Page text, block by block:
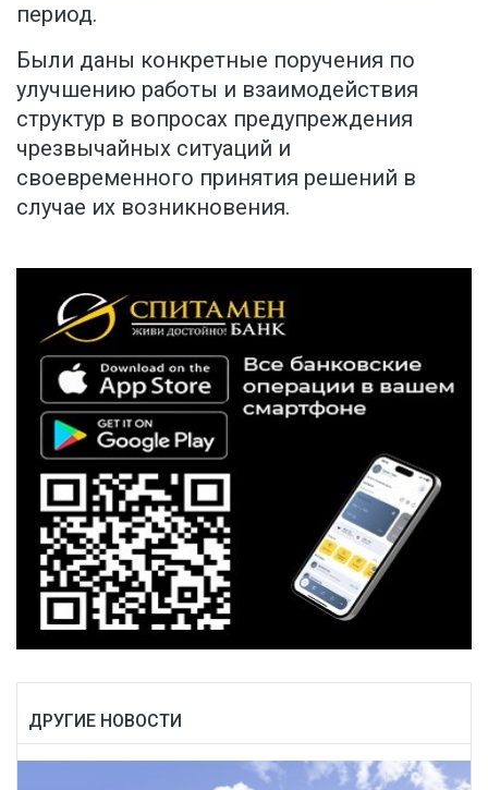
период.
Были даны конкретные поручения по
улучшению работы и взаимодействия
структур в вопросах предупреждения
чрезвычайных ситуаций и
своевременного принятия решений в
случае их возникновения.
ДРУГИЕ НОВОСТИ